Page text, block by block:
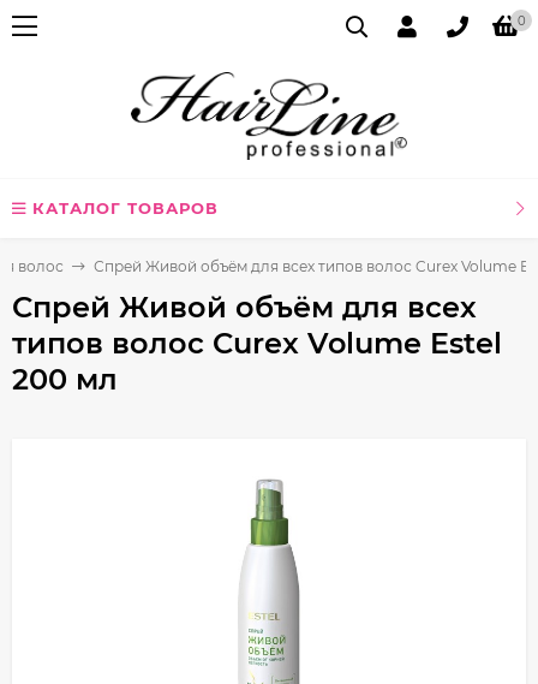
0
КАТАЛОГ ТОВАРОВ
волос Спрей Живой объём для всех типов волос Curex Volume
Спрей Живой объём для всех
типов волос Curex Volume Estel
200 мл